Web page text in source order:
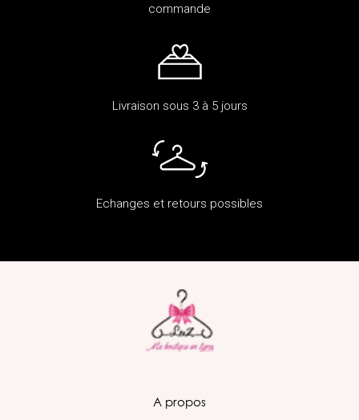
commande
Livraison sous 3 à 5 jours
Echanges et retours possibles
A propos